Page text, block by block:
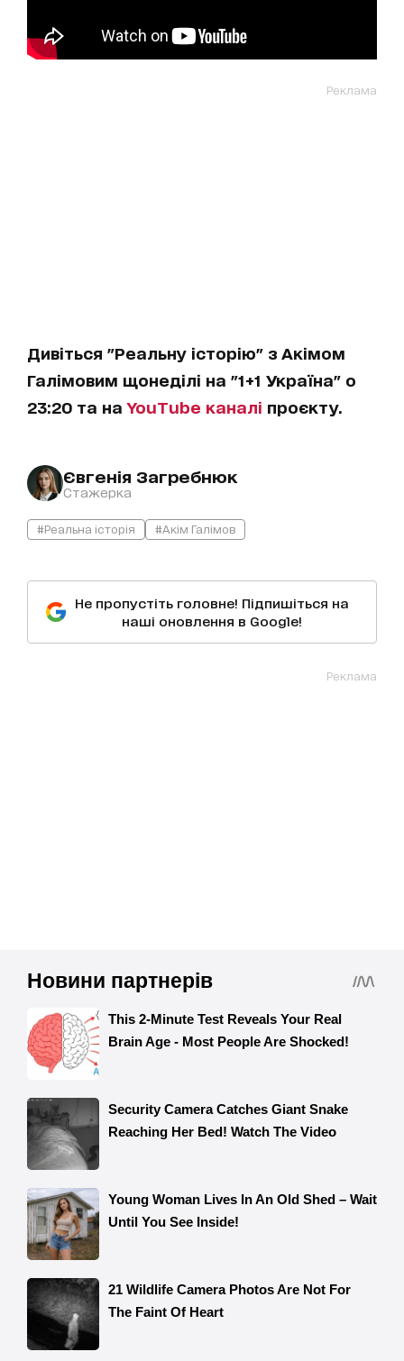
Реклама
Дивіться "Реальну історію" з Акімом
Галімовим щонеділі на "1+1 Україна" о
23:20 та наYouTube каналі проєкту.
Євгенія Загребнюк
Стажерка
#Реальна історія #Акім Галімов
Не пропустіть головне! Підпишіться на
наші оновлення в Google!
Реклама